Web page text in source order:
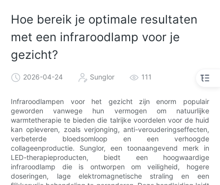
Hoe bereik je optimale resultaten
met een infraroodlamp voor je
gezicht?
2026-04-24 Sunglor 111
Infraroodlampen voor het gezicht zijn enorm populair
geworden vanwege hun vermogen om natuurlijke
warmtetherapie te bieden die talrijke voordelen voor de huid
kan opleveren, zoals verjonging, anti-verouderingseffecten,
verbeterde bloedsomloop en een verhoogde
collageenproductie. Sunglor, een toonaangevend merk in
LED-therapieproducten, biedt een hoogwaardige
infraroodlamp die is ontworpen om veiligheid, hogere
doseringen, lage elektromagnetische straling en een